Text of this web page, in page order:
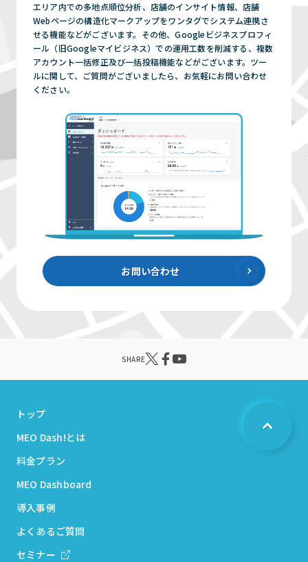
エリア内での多地点順位分析、店舗のインサイト情報、店舗
Webページの構造化マークアップをワンタグでシステム連携さ
せる機能などがございます。その他、Googleビジネスプロフィ
ール（旧Googleマイビジネス）での運用工数を削減する、複数
アカウント一括修正及び一括投稿機能などがございます。ツー
ルに関して、ご質問がございましたら、お気軽にお問い合わせ
ください。
お問い合わせ
SHARE
トップ
MEO Dash!とは
料金プラン
MEO Dashboard
導入事例
よくあるご質問
セミナー